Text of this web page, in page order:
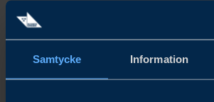
Samtycke Information
som kunde skönjas föregående kvartal.